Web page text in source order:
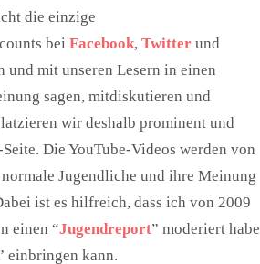
die einzige
bei Facebook, Twitter und
mit unseren Lesern in einen
sagen, mitdiskutieren und
wir deshalb prominent und
Die YouTube-Videos werden von
Jugendliche und ihre Meinung
ist es hilfreich, dass ich von 2009
einen “Jugendreport” moderiert habe
einbringen kann.